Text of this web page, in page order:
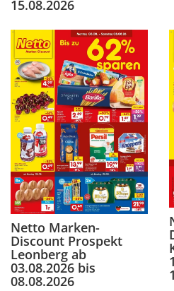
15.08.2026
Netto Marken-
Discount Prospekt
Leonberg ab
03.08.2026 bis
08.08.2026